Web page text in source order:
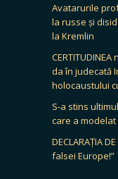
Avatarurile
la russe și
la Kremlin
da în judecată
holocaustului
S-a stins
care a
DECLARAȚIA
falsei Europe!”